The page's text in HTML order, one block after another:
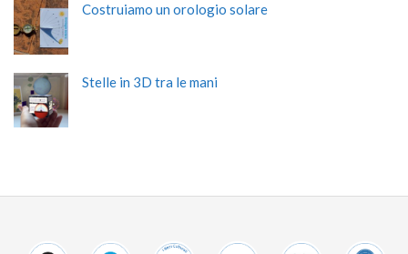
Costruiamo un orologio solare
Stelle in 3D tra le mani